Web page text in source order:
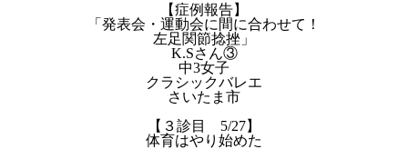
【症例報告】
「発表会・運動会に間に合わせて！
左足関節捻挫」
K.Sさん③
中3女子
クラシックバレエ
さいたま市
【３診目 5/27】
体育はやり始めた